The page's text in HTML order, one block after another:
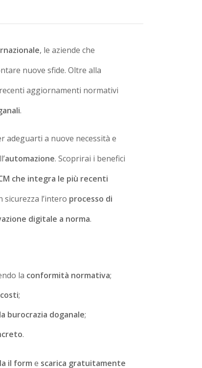
, le aziende che
nuove sfide. Oltre alla
aggiornamenti normativi
.
adeguarti a nuove necessità e
automazione. Scoprirai i benefici
che integra le più recenti
sicurezza l’intero processo di
digitale a norma.
la conformità normativa;
;
burocrazia doganale;
.
il form e scarica gratuitamente